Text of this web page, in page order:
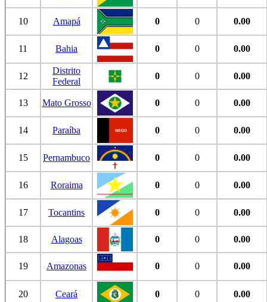
10 Amapá 0 0 0.00
11 Bahia 0 0 0.00
12
Distrito
Federal
0 0 0.00
13 Mato Grosso 0 0 0.00
14 Paraíba 0 0 0.00
15 Pernambuco 0 0 0.00
16 Roraima 0 0 0.00
17 Tocantins 0 0 0.00
18 Alagoas 0 0 0.00
19 Amazonas 0 0 0.00
20 Ceará 0 0 0.00